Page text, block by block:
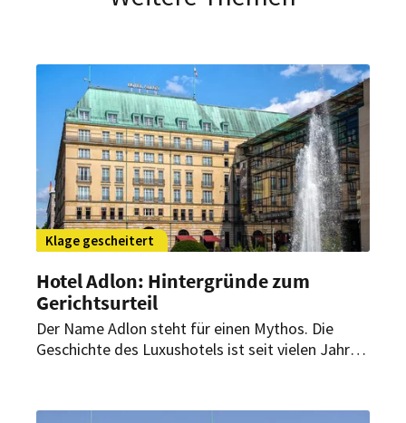
Klage gescheitert
Hotel Adlon: Hintergründe zum
Gerichtsurteil
Der Name Adlon steht für einen Mythos. Die
Geschichte des Luxushotels ist seit vielen Jahren
bleiben.